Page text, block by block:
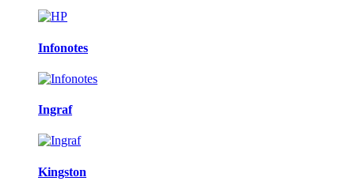
Infonotes
Ingraf
Kingston